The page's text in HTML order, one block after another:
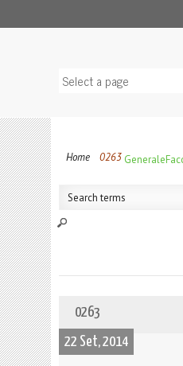
Home Generale
0263
0263
22 Set, 2014